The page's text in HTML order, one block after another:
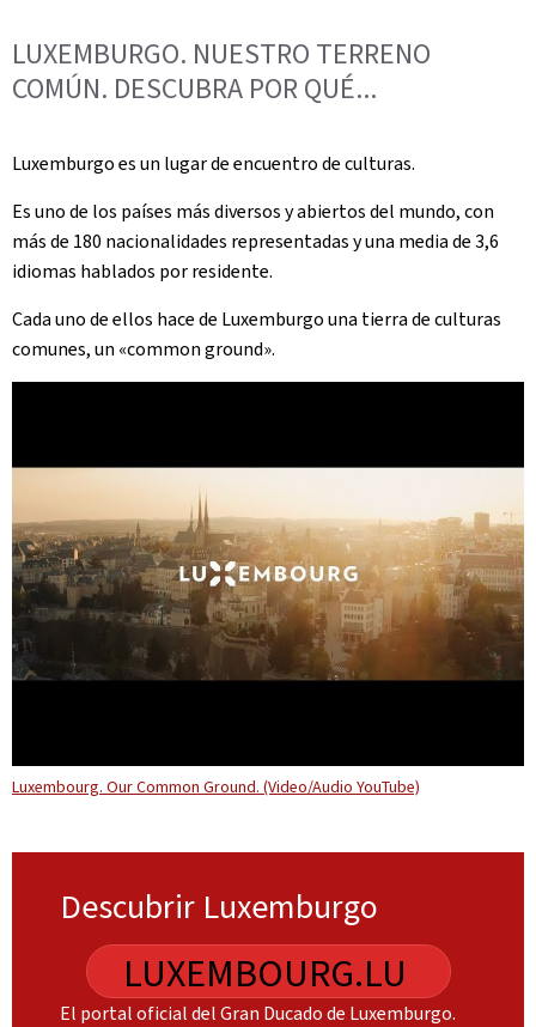
LUXEMBURGO. NUESTRO TERRENO
COMÚN. DESCUBRA POR QUÉ...
Luxemburgo es un lugar de encuentro de culturas.
Es uno de los países más diversos y abiertos del mundo, con
más de 180 nacionalidades representadas y una media de 3,6
idiomas hablados por residente.
Cada uno de ellos hace de Luxemburgo una tierra de culturas
comunes, un «common ground».
Luxembourg. Our Common Ground. (Video/Audio YouTube)
Descubrir Luxemburgo
LUXEMBOURG.LU
El portal oficial del Gran Ducado de Luxemburgo.